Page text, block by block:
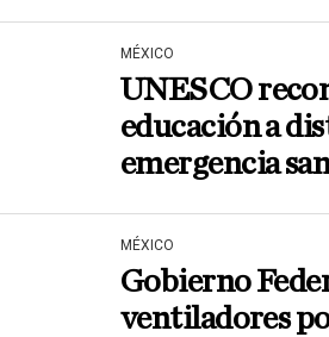
MÉXICO
UNESCO
educación a
emergencia
MÉXICO
Gobierno
ventiladores